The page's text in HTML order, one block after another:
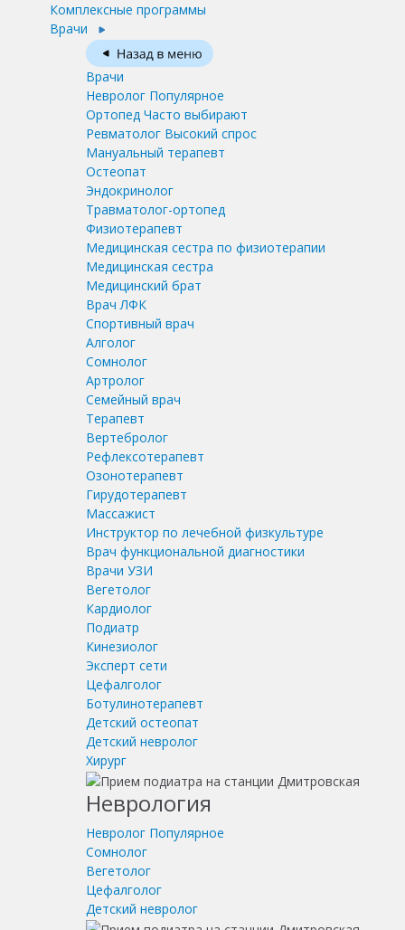
Комплексные программы
Врачи
Врачи
Невролог Популярное
Ортопед Часто выбирают
Ревматолог Высокий спрос
Мануальный терапевт
Остеопат
Эндокринолог
Травматолог-ортопед
Физиотерапевт
Медицинская сестра по физиотерапии
Медицинская сестра
Медицинский брат
Врач ЛФК
Спортивный врач
Алголог
Сомнолог
Артролог
Семейный врач
Терапевт
Вертебролог
Рефлексотерапевт
Озонотерапевт
Гирудотерапевт
Массажист
Инструктор по лечебной физкультуре
Врач функциональной диагностики
Врачи УЗИ
Вегетолог
Кардиолог
Подиатр
Кинезиолог
Эксперт сети
Цефалголог
Ботулинотерапевт
Детский остеопат
Детский невролог
Хирург
Неврология
Невролог Популярное
Сомнолог
Вегетолог
Цефалголог
Детский невролог